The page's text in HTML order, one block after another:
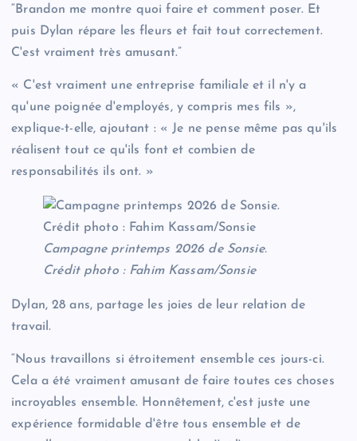
“Brandon me montre quoi faire et comment poser. Et
puis Dylan répare les fleurs et fait tout correctement.
C'est vraiment très amusant.”
« C'est vraiment une entreprise familiale et il n'y a
qu'une poignée d'employés, y compris mes fils »,
explique-t-elle, ajoutant : « Je ne pense même pas qu'ils
réalisent tout ce qu'ils font et combien de
responsabilités ils ont. »
Campagne printemps 2026 de Sonsie.
Crédit photo : Fahim Kassam/Sonsie
Dylan, 28 ans, partage les joies de leur relation de
travail.
“Nous travaillons si étroitement ensemble ces jours-ci.
Cela a été vraiment amusant de faire toutes ces choses
incroyables ensemble. Honnêtement, c'est juste une
expérience formidable d'être tous ensemble et de